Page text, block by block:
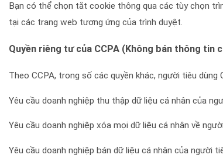
Bạn có thể chọn tắt cookie thông qua các tùy chọn
tại các trang web tương ứng của trình duyệt.
Quyền riêng tư của CCPA (Không bán thông tin
Theo CCPA, trong số các quyền khác, người tiêu dùng
Yêu cầu doanh nghiệp thu thập dữ liệu cá nhân của
Yêu cầu doanh nghiệp xóa mọi dữ liệu cá nhân về
Yêu cầu doanh nghiệp bán dữ liệu cá nhân của người